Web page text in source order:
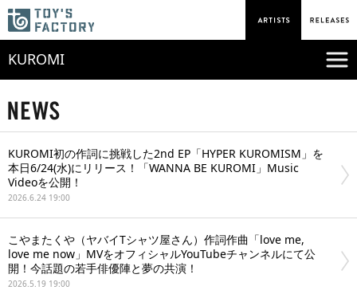
KUROMI
KUROMI初の作詞に挑戦した2nd EP「HYPER KUROMISM」を
本日6/24(水)にリリース！「WANNA BE KUROMI」Music
Videoを公開！
2026.6.24 19:00
こやまたくや（ヤバイTシャツ屋さん）作詞作曲「love me,
love me now」MVをオフィシャルYouTubeチャンネルにて公
開！今話題の若手俳優陣と夢の共演！
2026.5.19 19:00